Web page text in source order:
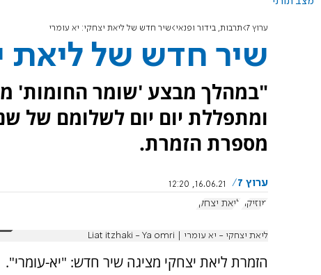
ערוץ 7 תרבות, בידור ופנאי שיר חדש של ליאת יצחקי: יא עומרי
שיר חדש של ליאת
"במהלך מבצע 'שומר החומות'
ומתפללת יום יום לשלומם של
מספרת הזמרת.
ערוץ 7
16.06.21, 12:20
מוזיקה
ליאת יצחקי
ליאת יצחקי - יא עומרי | Liat itzhaki - Ya omri
הזמרת ליאת יצחקי מציגה שיר חדש: "יא-עומרי".